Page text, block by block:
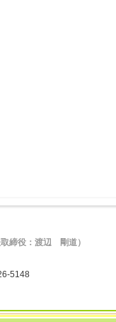
締役：渡辺 剛道）
5148